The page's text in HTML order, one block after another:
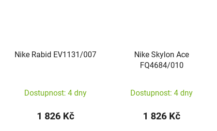
Nike Rabid EV1131/007
Dostupnost: 4 dny
1 826 Kč
Nike Skylon Ace
FQ4684/010
Dostupnost: 4 dny
1 826 Kč